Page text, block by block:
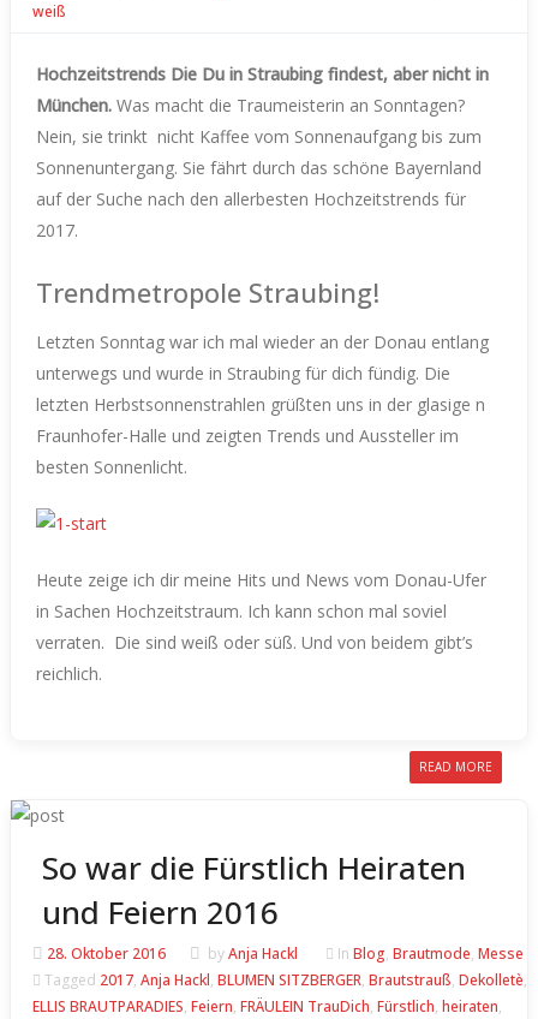
weiß
Hochzeitstrends Die Du in Straubing findest, aber nicht in
München. Was macht die Traumeisterin an Sonntagen?
Nein, sie trinkt nicht Kaffee vom Sonnenaufgang bis zum
Sonnenuntergang. Sie fährt durch das schöne Bayernland
auf der Suche nach den allerbesten Hochzeitstrends für
2017.
Trendmetropole Straubing!
Letzten Sonntag war ich mal wieder an der Donau entlang
unterwegs und wurde in Straubing für dich fündig. Die
letzten Herbstsonnenstrahlen grüßten uns in der glasige n
Fraunhofer-Halle und zeigten Trends und Aussteller im
besten Sonnenlicht.
Heute zeige ich dir meine Hits und News vom Donau-Ufer
in Sachen Hochzeitstraum. Ich kann schon mal soviel
verraten. Die sind weiß oder süß. Und von beidem gibt’s
reichlich.
READ MORE
So war die Fürstlich Heiraten
und Feiern 2016
28. Oktober 2016 byAnja Hackl In Blog, Brautmode, Messe
Tagged 2017, Anja Hackl, BLUMEN SITZBERGER, Brautstrauß, Dekolletè,
ELLIS BRAUTPARADIES, Feiern, FRÄULEIN TrauDich, Fürstlich, heiraten,